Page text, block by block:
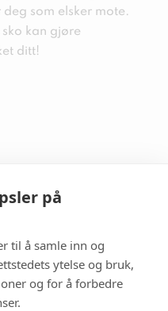
på
til å samle inn og
ytelse og bruk,
og for å forbedre
som elsker mote.
kan gjøre
ditt!